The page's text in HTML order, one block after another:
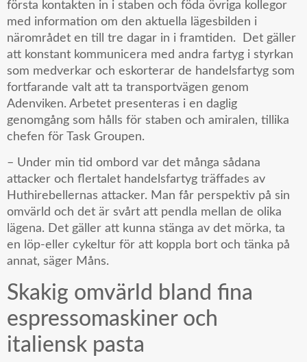
första kontakten in i staben och föda övriga kollegor
med information om den aktuella lägesbilden i
närområdet en till tre dagar in i framtiden. Det gäller
att konstant kommunicera med andra fartyg i styrkan
som medverkar och eskorterar de handelsfartyg som
fortfarande valt att ta transportvägen genom
Adenviken. Arbetet presenteras i en daglig
genomgång som hålls för staben och amiralen, tillika
chefen för Task Groupen.
– Under min tid ombord var det många sådana
attacker och flertalet handelsfartyg träffades av
Huthirebellernas attacker. Man får perspektiv på sin
omvärld och det är svårt att pendla mellan de olika
lägena. Det gäller att kunna stänga av det mörka, ta
en löp-eller cykeltur för att koppla bort och tänka på
annat, säger Måns.
Skakig omvärld bland fina
espressomaskiner och
italiensk pasta